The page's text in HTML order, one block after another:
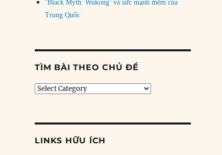
‘Black Myth: Wukong’ và sức mạnh mềm của
Trung Quốc
TÌM BÀI THEO CHỦ ĐỀ
Tìm
LINKS HỮU ÍCH